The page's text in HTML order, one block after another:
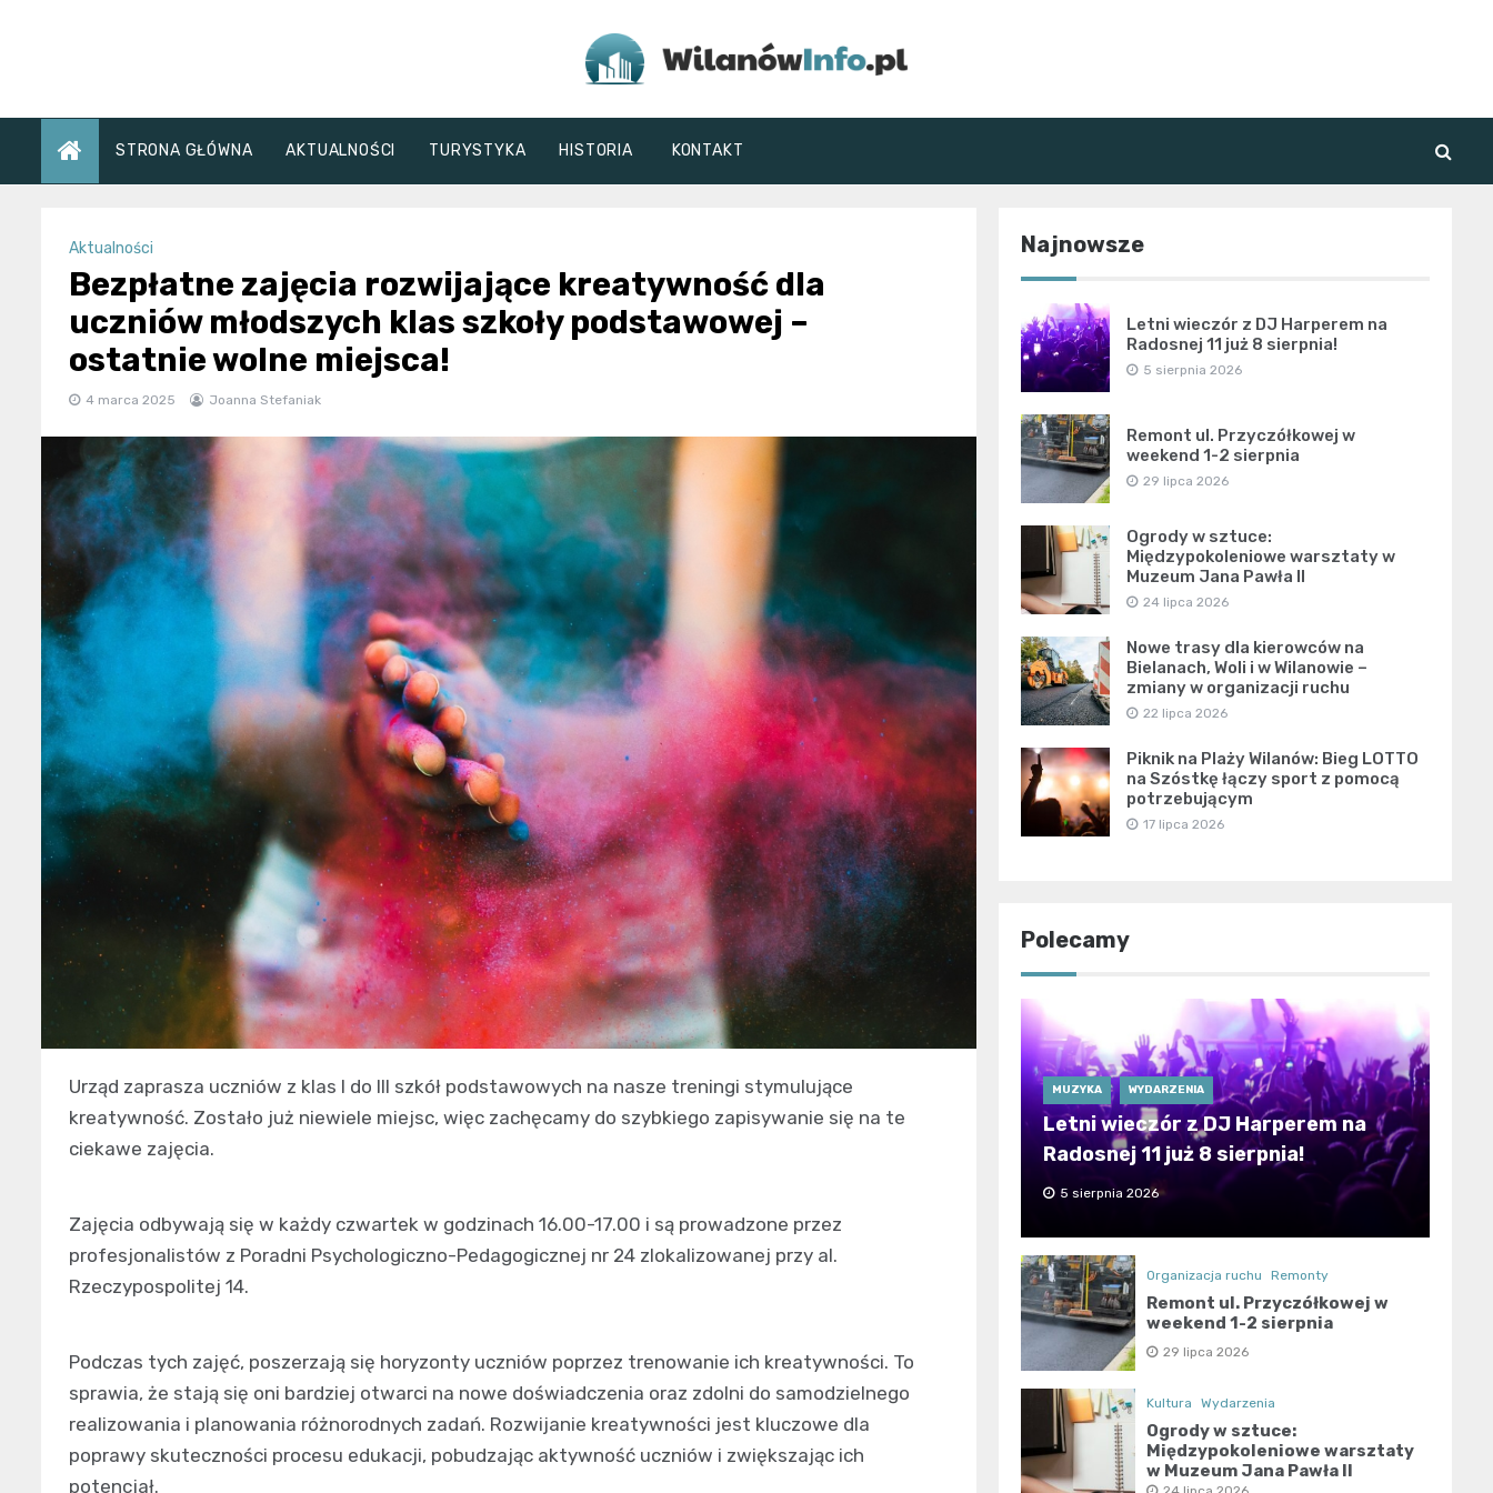
WilanówInfo.pl
STRONA GŁÓWNA AKTUALNOŚCI TURYSTYKA HISTORIA KONTAKT
Aktualności
Bezpłatne zajęcia rozwijające kreatywność dla
uczniów młodszych klas szkoły podstawowej –
ostatnie wolne miejsca!
4 marca 2025 Joanna Stefaniak
Urząd zaprasza uczniów z klas I do III szkół podstawowych na nasze treningi stymulujące
kreatywność. Zostało już niewiele miejsc, więc zachęcamy do szybkiego zapisywanie się na te
ciekawe zajęcia.
Zajęcia odbywają się w każdy czwartek w godzinach 16.00-17.00 i są prowadzone przez
profesjonalistów z Poradni Psychologiczno-Pedagogicznej nr 24 zlokalizowanej przy al.
Rzeczypospolitej 14.
Podczas tych zajęć, poszerzają się horyzonty uczniów poprzez trenowanie ich kreatywności. To
sprawia, że stają się oni bardziej otwarci na nowe doświadczenia oraz zdolni do samodzielnego
realizowania i planowania różnorodnych zadań. Rozwijanie kreatywności jest kluczowe dla
poprawy skuteczności procesu edukacji, pobudzając aktywność uczniów i zwiększając ich
potencjał.
Najnowsze
Letni wieczór z DJ Harperem na
Radosnej 11 już 8 sierpnia!
5 sierpnia 2026
Remont ul. Przyczółkowej w
weekend 1-2 sierpnia
29 lipca 2026
Ogrody w sztuce:
Międzypokoleniowe warsztaty w
Muzeum Jana Pawła II
24 lipca 2026
Nowe trasy dla kierowców na
Bielanach, Woli i w Wilanowie –
zmiany w organizacji ruchu
22 lipca 2026
Piknik na Plaży Wilanów: Bieg LOTTO
na Szóstkę łączy sport z pomocą
potrzebującym
17 lipca 2026
Polecamy
MUZYKA WYDARZENIA
Letni wieczór z DJ Harperem na
Radosnej 11 już 8 sierpnia!
5 sierpnia 2026
Organizacja ruchu Remonty
Remont ul. Przyczółkowej w
weekend 1-2 sierpnia
29 lipca 2026
Kultura Wydarzenia
Ogrody w sztuce:
Międzypokoleniowe warsztaty
w Muzeum Jana Pawła II